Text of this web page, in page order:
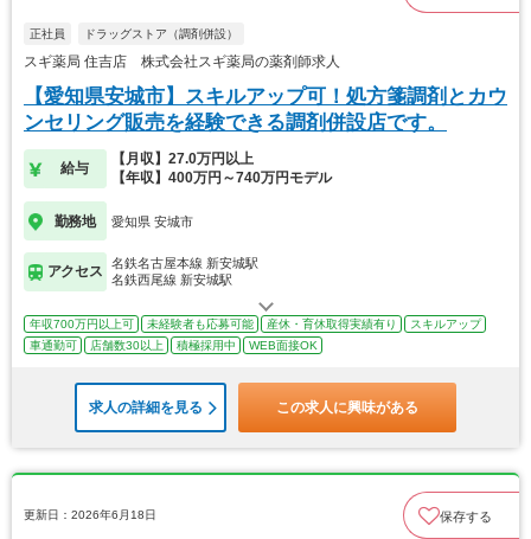
正社員 ドラッグストア（調剤併設）
スギ薬局 住吉店 株式会社スギ薬局の薬剤師求人
【愛知県安城市】スキルアップ可！処方箋調剤とカウ
ンセリング販売を経験できる調剤併設店です。
給与
【月収】27.0万円以上
【年収】400万円～740万円モデル
勤務地 愛知県 安城市
アクセス
名鉄名古屋本線 新安城駅
名鉄西尾線 新安城駅
年収700万円以上可 未経験者も応募可能 産休・育休取得実績有り
スキルアップ
車通勤可
店舗数30以上 積極採用中 WEB面接OK
求人の詳細を見る この求人に興味がある
更新日：2026年6月18日 保存する